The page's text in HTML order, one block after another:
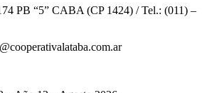
PB “5” CABA (CP 1424) / Tel.: (011) –